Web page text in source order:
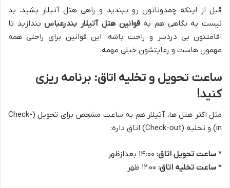
قبل از اینکه چمدوناتون رو ببندید و راهی هتل آتیلار بشید، بد
نیست یه نگاهی هم بهقوانین هتل آتیلار بندرعباسبندازید تا
اقامتتون بی دردسر و راحت باشه. این قوانین برای راحتی همه
مهمون هاست و رعایتشون خیلی مهمه.
ساعت تحویل و تخلیه اتاق: برنامه ریزی
کنید!
مثل اکثر هتل ها، آتیلار هم یه ساعت مشخص برای تحویل (Check-
in) و تخلیه (Check-out) اتاق داره:
* ساعت تحویل اتاق:
* ساعت تخلیه اتاق: